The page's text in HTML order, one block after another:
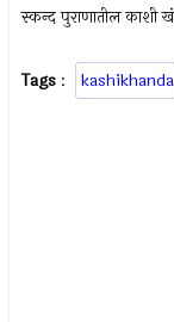
स्कन्द पुराणातील काशी
Tags : kashikhanda